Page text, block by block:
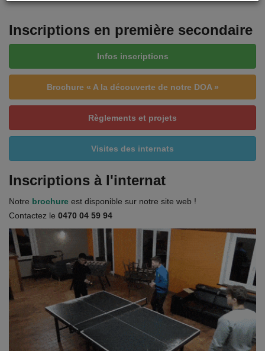
Inscriptions en première secondaire
Infos inscriptions
Brochure « A la découverte de notre DOA »
Règlements et projets
Visites des internats
Inscriptions à l'internat
Notre brochure est disponible sur notre site web !
Contactez le 0470 04 59 94